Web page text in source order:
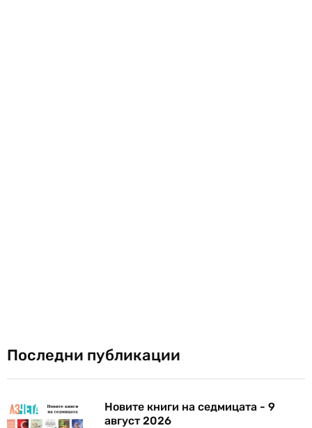
Последни публикации
Новите книги на седмицата - 9
август 2026